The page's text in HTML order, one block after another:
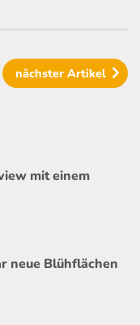
nächster Artikel
mit einem
neue Blühflächen